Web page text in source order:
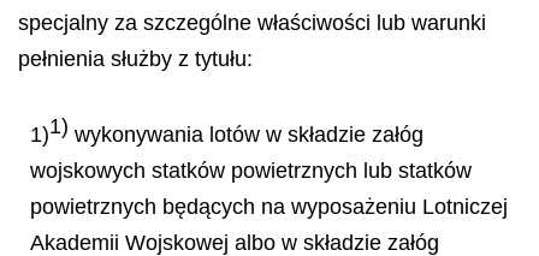
specjalny za szczególne właściwości lub warunki
pełnienia służby z tytułu:
1)1) wykonywania lotów w składzie załóg
wojskowych statków powietrznych lub statków
powietrznych będących na wyposażeniu Lotniczej
Akademii Wojskowej albo w składzie załóg